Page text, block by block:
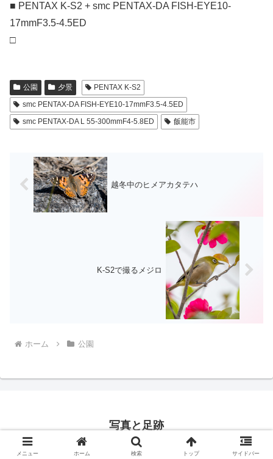
■ PENTAX K-S2 + smc PENTAX-DA FISH-EYE10-
17mmF3.5-4.5ED
□
公園 夕景
PENTAX K-S2
smc PENTAX-DA FISH-EYE10-17mmF3.5-4.5ED
smc PENTAX-DA L 55-300mmF4-5.8ED
飯能市
越冬中のヒメアカタテハ
K-S2で撮るメジロ
ホーム 公園
写真と足跡
© 2016 写真と足跡.
メニュー ホーム 検索 トップ サイドバー